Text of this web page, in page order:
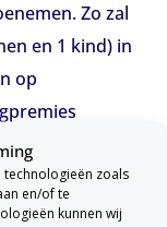
zoals
en/of te
kunnen wij
Zo zal
en 1 kind) in
op
Hierdoor
het dilemma
Met het